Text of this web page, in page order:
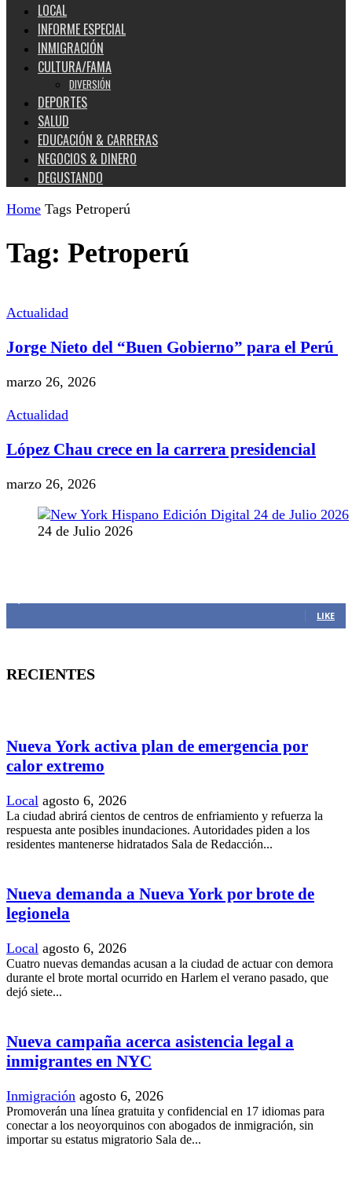
LOCAL
INFORME ESPECIAL
INMIGRACIÓN
CULTURA/FAMA
DIVERSIÓN
DEPORTES
SALUD
EDUCACIÓN & CARRERAS
NEGOCIOS & DINERO
DEGUSTANDO
Home Tags Petroperú
Tag: Petroperú
Actualidad
Jorge Nieto del “Buen Gobierno” para el Perú
marzo 26, 2026
Actualidad
López Chau crece en la carrera presidencial
marzo 26, 2026
24 de Julio 2026
LIKE
RECIENTES
Nueva York activa plan de emergencia por
calor extremo
Local agosto 6, 2026
La ciudad abrirá cientos de centros de enfriamiento y refuerza la
respuesta ante posibles inundaciones. Autoridades piden a los
residentes mantenerse hidratados Sala de Redacción...
Nueva demanda a Nueva York por brote de
legionela
Local agosto 6, 2026
Cuatro nuevas demandas acusan a la ciudad de actuar con demora
durante el brote mortal ocurrido en Harlem el verano pasado, que
dejó siete...
Nueva campaña acerca asistencia legal a
inmigrantes en NYC
Inmigración agosto 6, 2026
Promoverán una línea gratuita y confidencial en 17 idiomas para
conectar a los neoyorquinos con abogados de inmigración, sin
importar su estatus migratorio Sala de...